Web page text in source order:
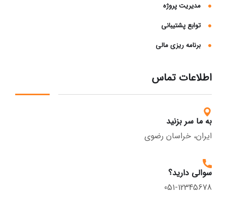
مدیریت پروژه
توابع پشتیبانی
برنامه ریزی مالی
اطلاعات تماس
به ما سر بزنید
ایران، خراسان رضوی
سوالی دارید؟
051-12345678